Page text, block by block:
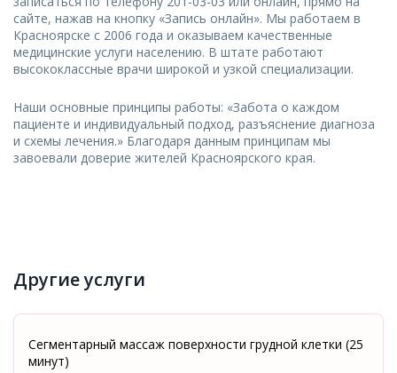
сайте, нажав на кнопку «Запись онлайн». Мы работаем в
Красноярске с 2006 года и оказываем качественные
медицинские услуги населению. В штате работают
высококлассные врачи широкой и узкой специализации.
Наши основные принципы работы: «Забота о каждом
пациенте и индивидуальный подход, разъяснение диагноза
и схемы лечения.» Благодаря данным принципам мы
завоевали доверие жителей Красноярского края.
Другие услуги
Сегментарный массаж поверхности грудной клетки (25
минут)